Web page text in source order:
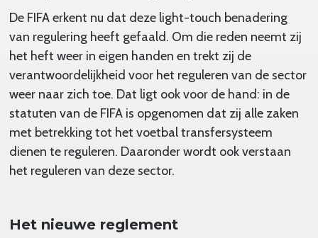
De FIFA erkent nu dat deze light-touch benadering
van regulering heeft gefaald. Om die reden neemt zij
het heft weer in eigen handen en trekt zij de
verantwoordelijkheid voor het reguleren van de sector
weer naar zich toe. Dat ligt ook voor de hand: in de
statuten van de FIFA is opgenomen dat zij alle zaken
met betrekking tot het voetbal transfersysteem
dienen te reguleren. Daaronder wordt ook verstaan
het reguleren van deze sector.
Het nieuwe reglement